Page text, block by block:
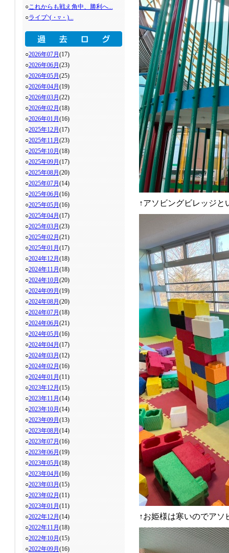
○これからも戦え角中、勝利へ...
○ライブ◝(・▿・)...
○2026年07月 (17)
○2026年06月 (23)
○2026年05月 (25)
○2026年04月 (19)
○2026年03月 (22)
○2026年02月 (18)
○2026年01月 (16)
○2025年12月 (17)
○2025年11月 (23)
○2025年10月 (18)
○2025年09月 (17)
○2025年08月 (20)
○2025年07月 (14)
○2025年06月 (16)
○2025年05月 (16)
○2025年04月 (17)
○2025年03月 (23)
○2025年02月 (21)
○2025年01月 (17)
○2024年12月 (18)
○2024年11月 (18)
○2024年10月 (20)
○2024年09月 (19)
○2024年08月 (20)
○2024年07月 (18)
○2024年06月 (21)
○2024年05月 (16)
○2024年04月 (17)
○2024年03月 (12)
○2024年02月 (16)
○2024年01月 (11)
○2023年12月 (15)
○2023年11月 (14)
○2023年10月 (14)
○2023年09月 (13)
○2023年08月 (14)
○2023年07月 (16)
○2023年06月 (19)
○2023年05月 (18)
○2023年04月 (16)
○2023年03月 (15)
○2023年02月 (11)
○2023年01月 (11)
○2022年12月 (14)
○2022年11月 (18)
○2022年10月 (15)
○2022年09月 (16)
↑アソビングビレッジ
↑お姫様は寒いのでア